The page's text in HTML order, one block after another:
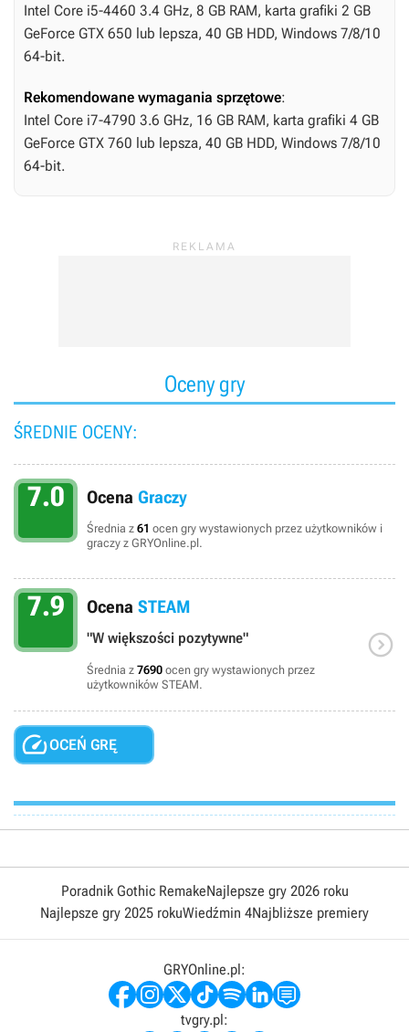
Intel Core i5-4460 3.4 GHz, 8 GB RAM, karta grafiki 2 GB
GeForce GTX 650 lub lepsza, 40 GB HDD, Windows 7/8/10
64-bit.
Rekomendowane wymagania sprzętowe:
Intel Core i7-4790 3.6 GHz, 16 GB RAM, karta grafiki 4 GB
GeForce GTX 760 lub lepsza, 40 GB HDD, Windows 7/8/10
64-bit.
Oceny gry
ŚREDNIE OCENY:
7.0 Ocena Graczy
Średnia z 61 ocen gry wystawionych przez użytkowników i
graczy z GRYOnline.pl.
7.9 Ocena STEAM
"W większości pozytywne"
Średnia z 7690 ocen gry wystawionych przez
użytkowników STEAM.

OCEŃ GRĘ
Poradnik Gothic RemakeNajlepsze gry 2026 roku
Najlepsze gry 2025 rokuWiedźmin 4Najbliższe premiery
GRYOnline.pl:
tvgry.pl: